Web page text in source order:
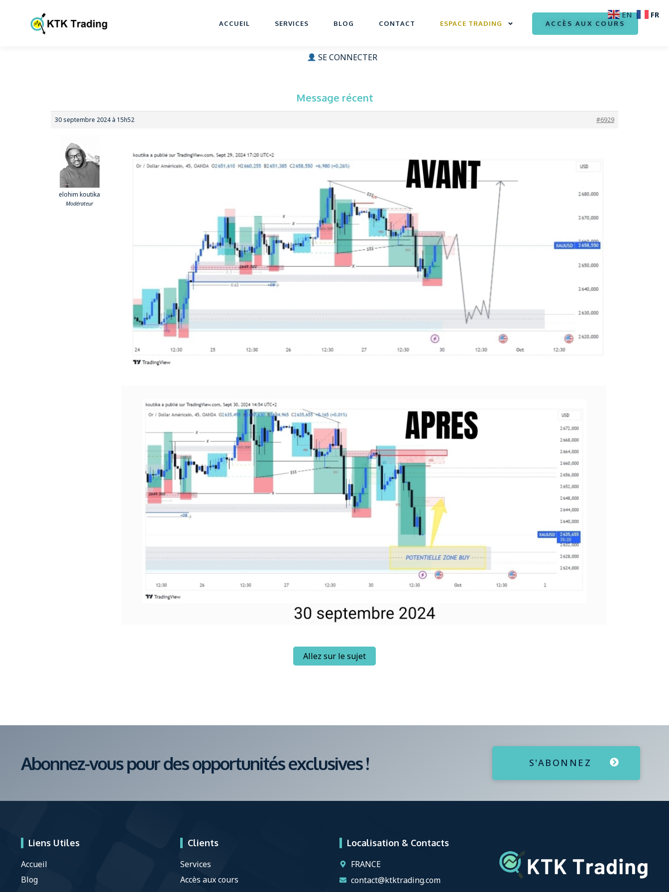
ACCUEIL SERVICES BLOG CONTACT ESPACE TRADING ACCÈS AUX COURS
SE CONNECTER
Message récent
30 septembre 2024 à 15h52 #6929
elohim koutika
Modérateur
Allez sur le sujet
Abonnez-vous pour des opportunités exclusives ! S'ABONNEZ
Liens Utiles
Accueil
Blog
Clients
Services
Accès aux cours
Localisation & Contacts
FRANCE
contact@ktktrading.com
EN FR